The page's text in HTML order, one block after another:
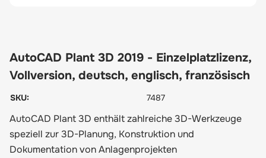
AutoCAD Plant 3D 2019 - Einzelplatzlizenz,
Vollversion, deutsch, englisch, französisch
AutoCAD Plant 3D enthält zahlreiche 3D-Werkzeuge
speziell zur 3D-Planung, Konstruktion und
Dokumentation von Anlagenprojekten
SKU: 7487